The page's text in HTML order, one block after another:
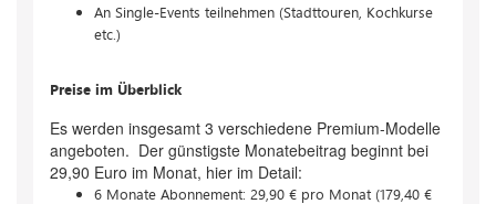
An Single-Events teilnehmen (Stadttouren, Kochkurse
etc.)
Preise im Überblick
Es werden insgesamt 3 verschiedene Premium-Modelle
angeboten. Der günstigste Monatebeitrag beginnt bei
29,90 Euro im Monat, hier im Detail:
6 Monate Abonnement: 29,90 € pro Monat (179,40 €